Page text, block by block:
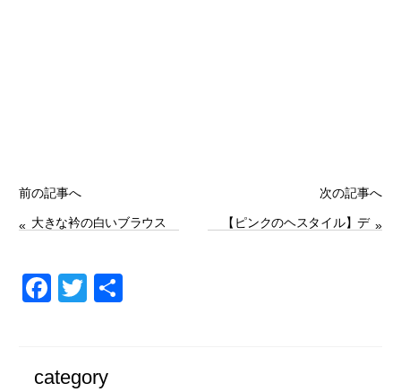
前の記事へ
« 大きな衿の白いブラウス
次の記事へ
【ピンクのヘスタイル】デ »
F
e
T
er
category